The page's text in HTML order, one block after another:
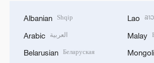
Albanian Shqip
Arabic العربية
Belarusian Беларуская
Lao ລາວ
Malay